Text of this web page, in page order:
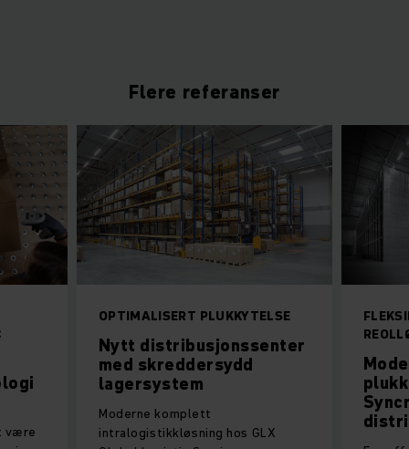
Flere referanser
OPTIMALISERT PLUKKYTELSE
Nytt distribusjonssenter
med skreddersydd
lagersystem
Moderne komplett
intralogistikkløsning hos GLX
være